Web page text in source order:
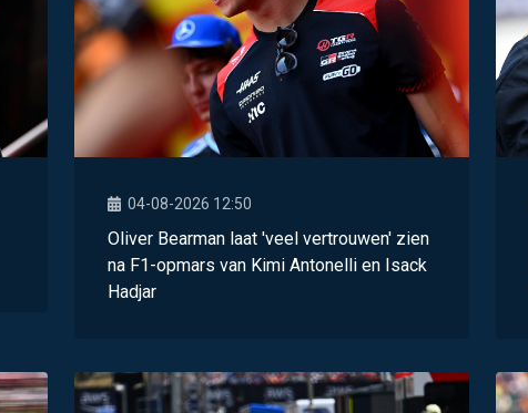
04-08-2026 12:50
Oliver Bearman laat 'veel vertrouwen' zien
na F1-opmars van Kimi Antonelli en Isack
Hadjar